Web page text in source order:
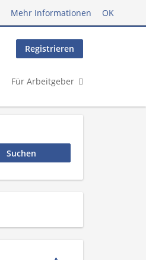
Mehr Informationen OK
Registrieren
Für Arbeitgeber